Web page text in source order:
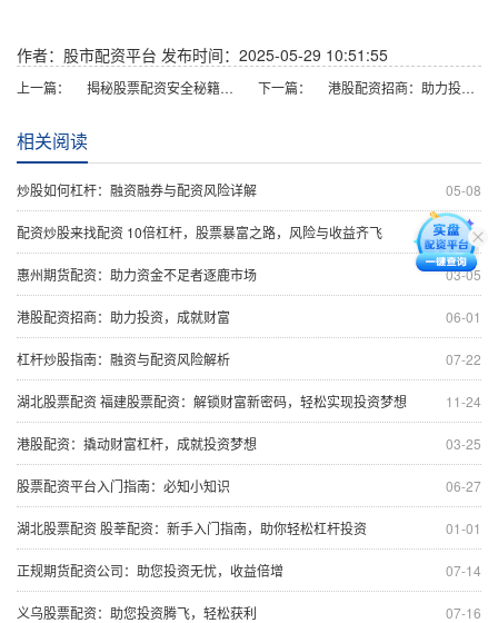
作者：股市配资平台 发布时间：2025-05-29 10:51:55
上一篇： 揭秘股票配资安全秘籍：选择可靠平台，保障资金安全 下一篇： 港股配资招商：助力投资，成就财富
相关阅读
05-08
炒股如何杠杆：融资融券与配资风险详解
12-02
配资炒股来找配资 10倍杠杆，股票暴富之路，风险与收益齐飞
03-05
惠州期货配资：助力资金不足者逐鹿市场
06-01
港股配资招商：助力投资，成就财富
07-22
杠杆炒股指南：融资与配资风险解析
11-24
湖北股票配资 福建股票配资：解锁财富新密码，轻松实现投资梦想
03-25
港股配资：撬动财富杠杆，成就投资梦想
06-27
股票配资平台入门指南：必知小知识
01-01
湖北股票配资 股莘配资：新手入门指南，助你轻松杠杆投资
07-14
正规期货配资公司：助您投资无忧，收益倍增
07-16
义乌股票配资：助您投资腾飞，轻松获利